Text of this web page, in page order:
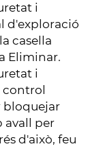
i
d'exploració
casella
Eliminar.
i
bloquejar
avall per
d'això, feu